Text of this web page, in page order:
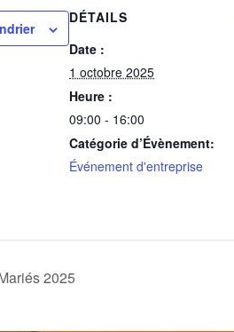
DÉTAILS
Date :
1 octobre 2025
Heure :
09:00 - 16:00
Catégorie d’Évènement:
Événement d'entreprise
2025